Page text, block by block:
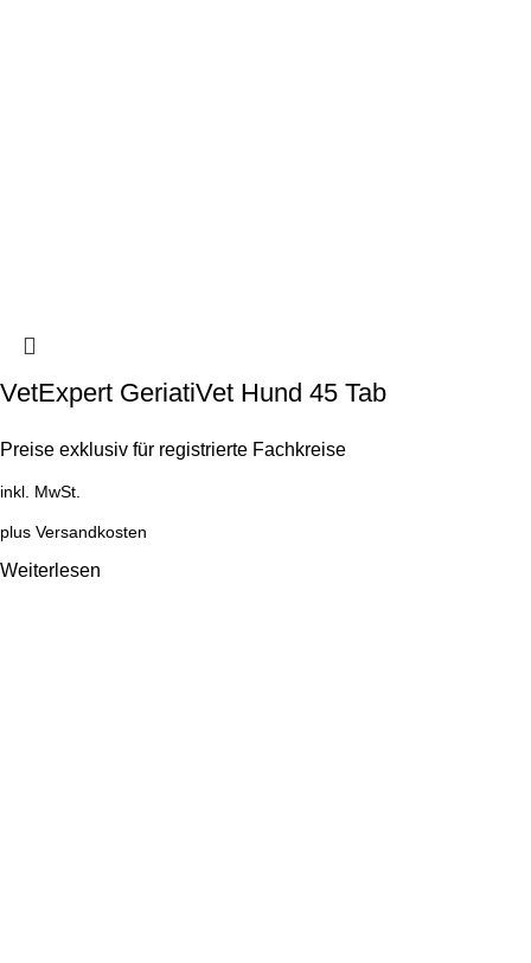
VetExpert GeriatiVet Hund 45 Tab
Preise exklusiv für registrierte Fachkreise
inkl. MwSt.
plus Versandkosten
Weiterlesen